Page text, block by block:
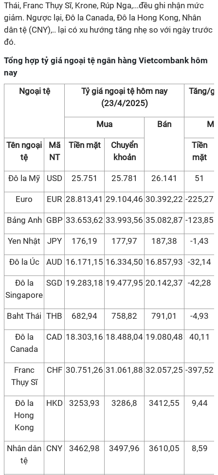
Thái, Franc Thụy Sĩ, Krone, Rúp Nga,...đều ghi nhận mức
giảm. Ngược lại, Đô la Canada, Đô la Hong Kong, Nhân
dân tệ (CNY),.. lại có xu hướng tăng nhẹ so với ngày trước
đó.
Tổng hợp tỷ giá ngoại tệ ngân hàng Vietcombank hôm
nay
Ngoại tệ
Tỷ giá ngoại tệ hôm nay
(23/4/2025)
Tăng/
Mua Bán
Tên ngoại
tệ
Mã
NT
Tiền mặt
Chuyển
khoản
Tiền
mặt
Đô la Mỹ USD 25.751 25.781 26.141 51
Euro EUR 28.813,41 29.104,46 30.392,22 -225,27
Bảng Anh GBP 33.653,62 33.993,56 35.082,87 -123,85
Yen Nhật JPY 176,19 177,97 187,38 -1,43
Đô la Úc AUD 16.171,15 16.334,50 16.857,93 -32,14
Đô la
Singapore
SGD 19.283,18 19.477,95 20.142,37 -42,28
Baht Thái THB 682,94 758,82 791,01 -4,93
Đô la
Canada
CAD 18.303,16 18.488,04 19.080,48 40,11
Franc
Thụy Sĩ
CHF 30.751,26 31.061,88 32.057,25 -397,52
Đô la
Hong
Kong
HKD 3253,93 3286,8 3412,55 9,44
Nhân dân
tệ
CNY 3462,98 3497,96 3610,05 8,59